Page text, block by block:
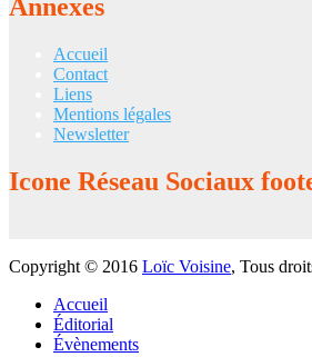
Annexes
Accueil
Contact
Liens
Mentions légales
Newsletter
Icone Réseau Sociaux
Copyright © 2016 Loïc Voisine, Tous
Accueil
Éditorial
Évènements